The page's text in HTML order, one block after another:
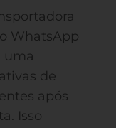
WhatsApp
uma
de
após
Isso